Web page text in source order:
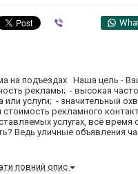
на подъездах Наша цель -
рекламы; - высокая
или услуги; - значительный
стоимость рекламного
услугах, всё
Ведь уличные объявления
повний опис